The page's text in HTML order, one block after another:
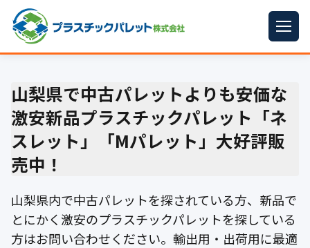
パレットサイズ
プラパレット
コンテナ
中古パレット
再生原料 ▼
山梨県で中古パレットよりも安価な
激安新品プラスチックパレット「ネ
スレット」「Mパレット」大好評販
売中！
山梨県内で中古パレットを探されている方、新品で
とにかく激安のプラスチックパレットを探している
方はお問い合わせください。輸出用・出荷用に最適